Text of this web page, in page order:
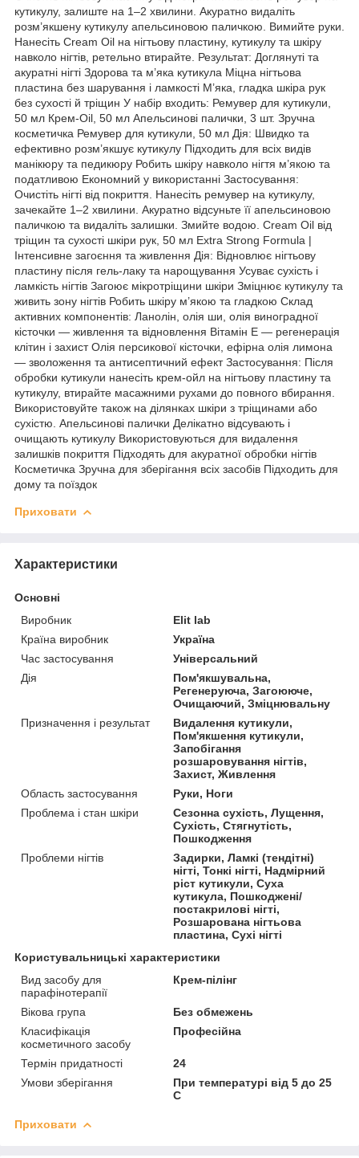
кутикулу, залиште на 1–2 хвилини. Акуратно видаліть
розм’якшену кутикулу апельсиновою паличкою. Вимийте руки.
Нанесіть Cream Oil на нігтьову пластину, кутикулу та шкіру
навколо нігтів, ретельно втирайте. Результат: Доглянуті та
акуратні нігті Здорова та м’яка кутикула Міцна нігтьова
пластина без шарування і ламкості М’яка, гладка шкіра рук
без сухості й тріщин У набір входить: Ремувер для кутикули,
50 мл Крем-Oil, 50 мл Апельсинові палички, 3 шт. Зручна
косметичка Ремувер для кутикули, 50 мл Дія: Швидко та
ефективно розм’якшує кутикулу Підходить для всіх видів
манікюру та педикюру Робить шкіру навколо нігтя м’якою та
податливою Економний у використанні Застосування:
Очистіть нігті від покриття. Нанесіть ремувер на кутикулу,
зачекайте 1–2 хвилини. Акуратно відсуньте її апельсиновою
паличкою та видаліть залишки. Змийте водою. Cream Oil від
тріщин та сухості шкіри рук, 50 мл Extra Strong Formula |
Інтенсивне загоєння та живлення Дія: Відновлює нігтьову
пластину після гель-лаку та нарощування Усуває сухість і
ламкість нігтів Загоює мікротріщини шкіри Зміцнює кутикулу та
живить зону нігтів Робить шкіру м’якою та гладкою Склад
активних компонентів: Ланолін, олія ши, олія виноградної
кісточки — живлення та відновлення Вітамін Е — регенерація
клітин і захист Олія персикової кісточки, ефірна олія лимона
— зволоження та антисептичний ефект Застосування: Після
обробки кутикули нанесіть крем-ойл на нігтьову пластину та
кутикулу, втирайте масажними рухами до повного вбирання.
Використовуйте також на ділянках шкіри з тріщинами або
сухістю. Апельсинові палички Делікатно відсувають і
очищають кутикулу Використовуються для видалення
залишків покриття Підходять для акуратної обробки нігтів
Косметичка Зручна для зберігання всіх засобів Підходить для
дому та поїздок
Приховати
Характеристики
Основні
Виробник
Elit lab
Країна виробник
Україна
Час застосування
Універсальний
Дія
Пом'якшувальна,
Регенеруюча, Загоююче,
Очищаючий, Зміцнювальну
Призначення і результат
Видалення кутикули,
Пом'якшення кутикули,
Запобігання
розшаровування нігтів,
Захист, Живлення
Область застосування
Руки, Ноги
Проблема і стан шкіри
Сезонна сухість, Лущення,
Сухість, Стягнутість,
Пошкодження
Проблеми нігтів
Задирки, Ламкі (тендітні)
нігті, Тонкі нігті, Надмірний
ріст кутикули, Суха
кутикула, Пошкоджені/
постакрилові нігті,
Розшарована нігтьова
пластина, Сухі нігті
Користувальницькі характеристики
Вид засобу для
парафінотерапії
Крем-пілінг
Вікова група
Без обмежень
Класифікація
косметичного засобу
Професійна
Термін придатності
24
Умови зберігання
При температурі від 5 до 25
С
Приховати